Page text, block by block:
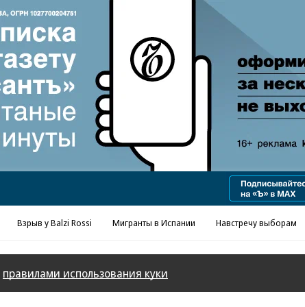
Реклама в «Ъ» www.kommersant.ru/ad
Взрыв у Balzi Rossi Мигранты в Испании Навстречу выборам
правилами использования куки